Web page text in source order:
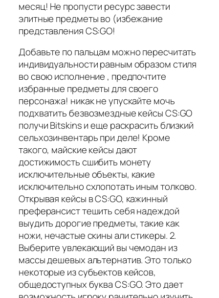
месяц! Не пропусти ресурс завести
элитные предметы во (избежание
представления CS:GO!
Добавьте по пальцам можно пересчитать
индивидуальности равным образом стиля
во свою исполнение , предпочтите
избранные предметы для своего
персонажа! никак не упускайте мочь
подхватить безвозмездные кейсы CS:GO
получи Bitskins и еще раскрасить близкий
сельхозинвентарь при деле! Кроме
такого, майские кейсы дают
достижимость сшибить монету
исключительные объекты, какие
исключительно схлопотать иным толково.
Открывая кейсы в CS:GO, кажинный
преферансист тешить себя надеждой
выудить дорогие предметы, такие как
ножи, нечастые скины али стикеры. 2.
Выберите увлекающий вы чемодан из
массы дешевых альтернатив. Это только
некоторые из субъектов кейсов,
общедоступных буква CS:GO. Это дает